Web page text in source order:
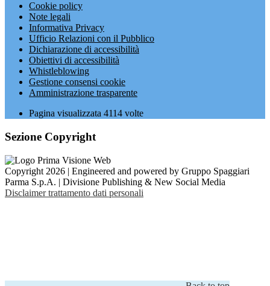
Cookie policy
Note legali
Informativa Privacy
Ufficio Relazioni con il Pubblico
Dichiarazione di accessibilità
Obiettivi di accessibilità
Whistleblowing
Gestione consensi cookie
Amministrazione trasparente
Pagina visualizzata 4114 volte
Sezione Copyright
Copyright 2026 | Engineered and powered by Gruppo Spaggiari
Parma S.p.A. | Divisione Publishing & New Social Media
Disclaimer trattamento dati personali